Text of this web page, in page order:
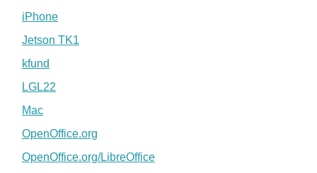
iPhone
Jetson TK1
kfund
LGL22
Mac
OpenOffice.org
OpenOffice.org/LibreOffice